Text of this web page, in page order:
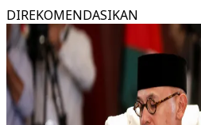
DIREKOMENDASIKAN